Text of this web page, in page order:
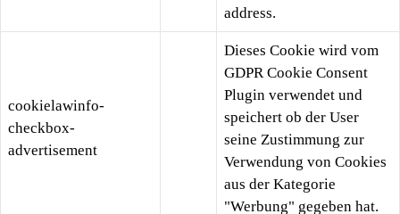
address.
cookielawinfo-
checkbox-
advertisement
Dieses Cookie wird vom
GDPR Cookie Consent
Plugin verwendet und
speichert ob der User
seine Zustimmung zur
Verwendung von Cookies
aus der Kategorie
"Werbung" gegeben hat.